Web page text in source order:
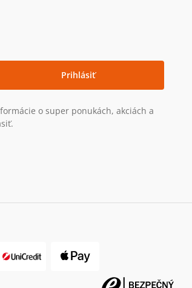
Prihlásiť
o super ponukách, akciách a